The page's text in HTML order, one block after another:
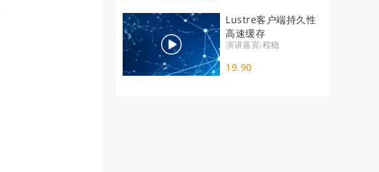
Lustre客户端持久性
高速缓存
演讲嘉宾:程稳
19.90